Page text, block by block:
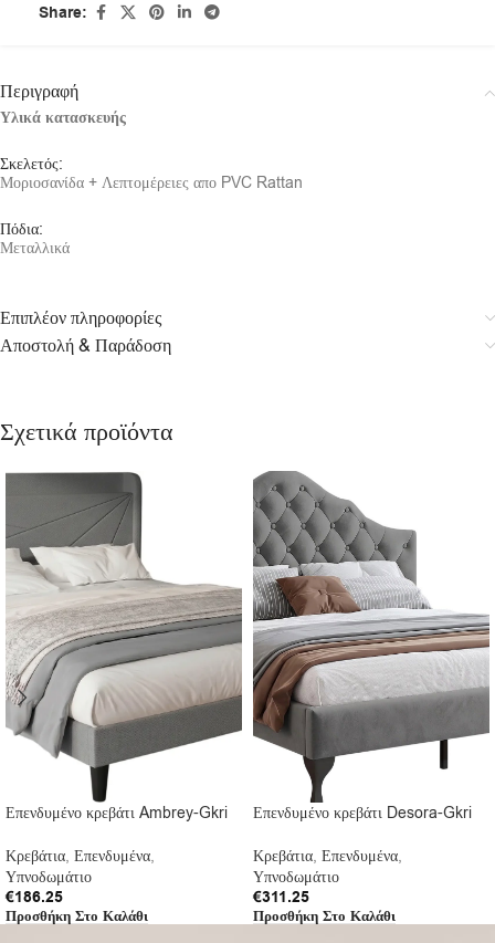
Share:
Περιγραφή
Υλικά κατασκευής
Σκελετός:
Μοριοσανίδα + Λεπτομέρειες απο PVC Rattan
Πόδια:
Μεταλλικά
Επιπλέον πληροφορίες
Αποστολή & Παράδοση
Σχετικά προϊόντα
Επενδυμένο κρεβάτι Ambrey-Gkri
Κρεβάτια, Επενδυμένα,
Υπνοδωμάτιο
€186.25
Προσθήκη Στο Καλάθι
Επενδυμένο κρεβάτι Desora-Gkri
Κρεβάτια, Επενδυμένα,
Υπνοδωμάτιο
€311.25
Προσθήκη Στο Καλάθι